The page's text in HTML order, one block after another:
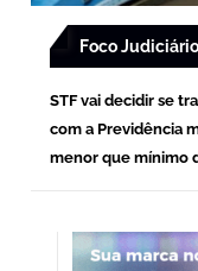
Foco Judiciário
STF vai decidir se
com a Previdência
menor que mínimo